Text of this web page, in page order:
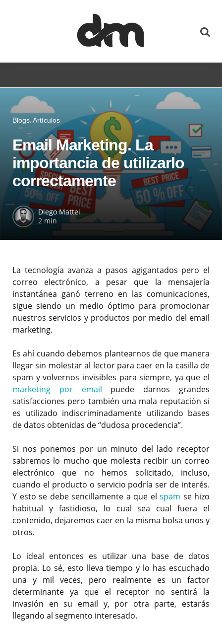
Blogs Artículos
Email Marketing. La
importancia de utilizarlo
correctamente
Diego Mattei
2 min
La tecnología avanza a pasos agigantados pero el
correo electrónico, a pesar que la mensajería
instantánea ganó terreno en las comunicaciones,
sigue siendo un medio óptimo para promocionar
nuestros servicios y productos por medio del email
marketing.
Es ahí cuando debemos plantearnos de que manera
llegar sin molestar al lector para caer en la casilla de
spam y volvernos invisibles para siempre, ya que el
marketing por email puede darnos grandes
satisfacciones pero también una mala reputación si
es utilizado indiscriminadamente utilizando bases
de datos obtenidas de “dudosa procedencia”.
Si nos ponemos por un minuto del lado receptor
sabremos lo mucho que molesta recibir un correo
electrónico que no hemos solicitado, incluso,
cuando el producto o servicio podría ser de interés.
Y esto se debe sencillamente a que el spam se hizo
habitual y fastidioso, lo cual sea cual fuera el
contenido, dejaremos caer en la misma bolsa unos y
otros.
Lo ideal entonces es utilizar una base de datos
propia. Lo sé, esto lleva tiempo y lo has escuchado
una y mil veces, pero realmente es un factor
determinante ya que el receptor no sentirá la
invasión en su email y, por otra parte, estarás
llegando al segmento interesado.